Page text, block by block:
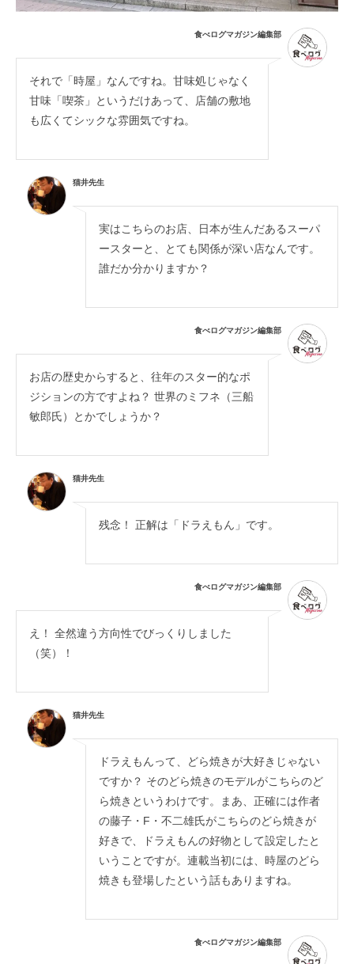
食べログマガジン編集部
それで「時屋」なんですね。甘味処じゃなく
甘味「喫茶」というだけあって、店舗の敷地
も広くてシックな雰囲気ですね。
猫井先生
実はこちらのお店、日本が生んだあるスーパ
ースターと、とても関係が深い店なんです。
誰だか分かりますか？
食べログマガジン編集部
お店の歴史からすると、往年のスター的なポ
ジションの方ですよね？ 世界のミフネ（三船
敏郎氏）とかでしょうか？
猫井先生
残念！ 正解は「ドラえもん」です。
食べログマガジン編集部
え！ 全然違う方向性でびっくりしました
（笑）！
猫井先生
ドラえもんって、どら焼きが大好きじゃない
ですか？ そのどら焼きのモデルがこちらのど
ら焼きというわけです。まあ、正確には作者
の藤子・F・不二雄氏がこちらのどら焼きが
好きで、ドラえもんの好物として設定したと
いうことですが。連載当初には、時屋のどら
焼きも登場したという話もありますね。
食べログマガジン編集部